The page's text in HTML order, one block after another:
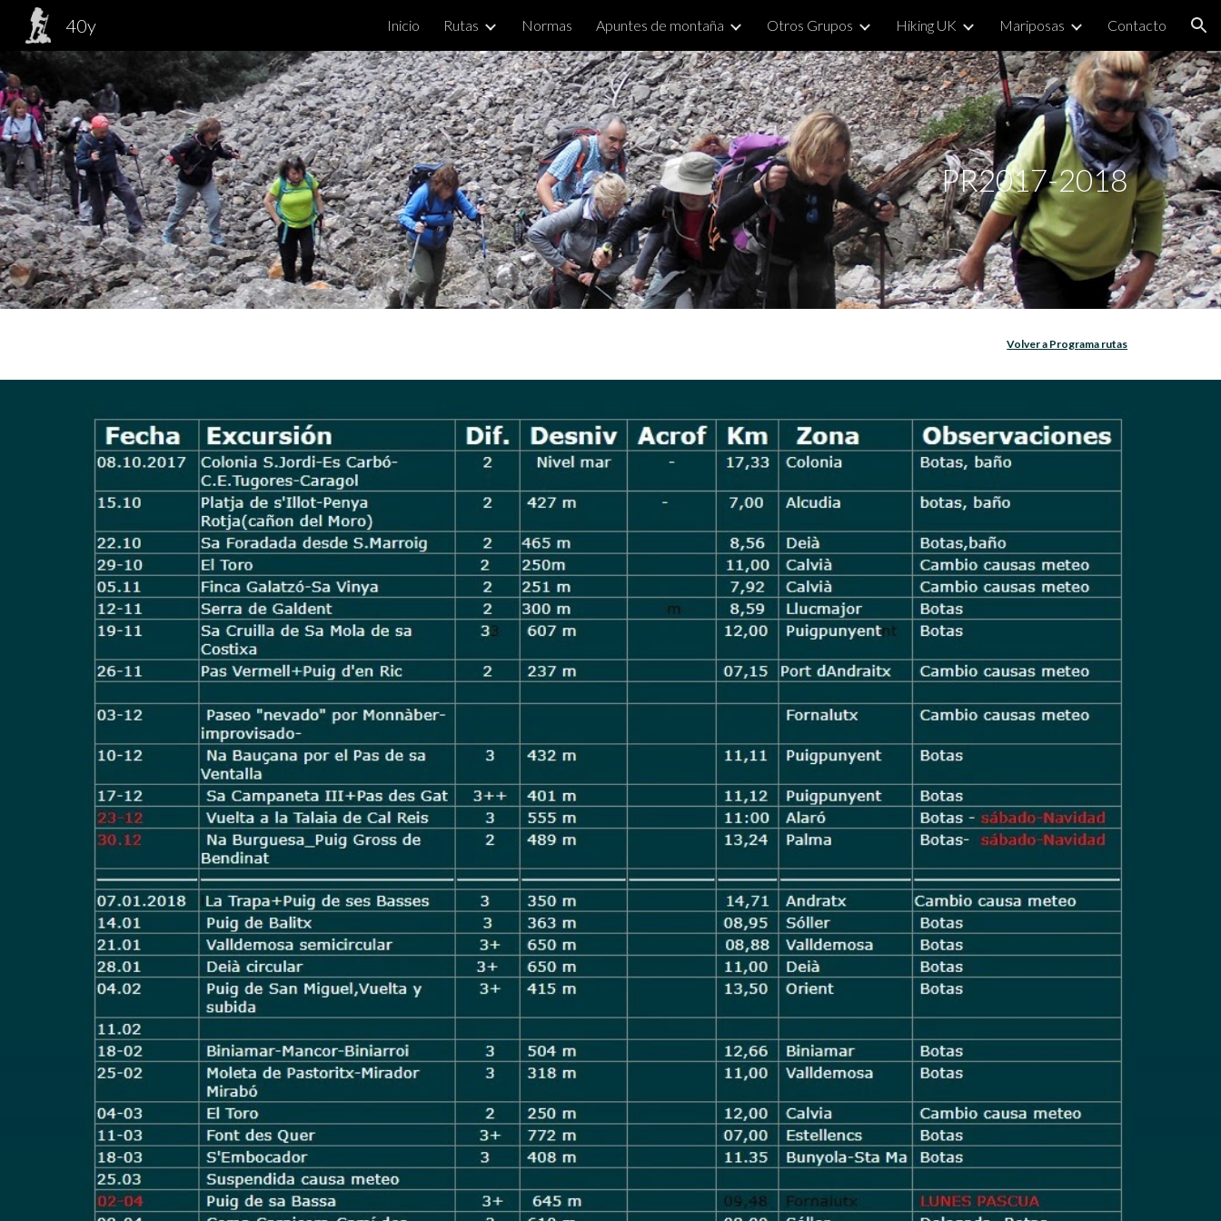
Skip to main content Skip to navigation
40y Inicio Rutas Normas Apuntes de montaña Otros Grupos Hiking UK Mariposas Contacto
PR2017-2018
Volver a Programa rutas